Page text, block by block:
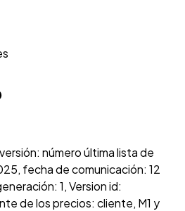
número última lista de
fecha de comunicación: 12
1, Version id:
de los precios: cliente, M1 y